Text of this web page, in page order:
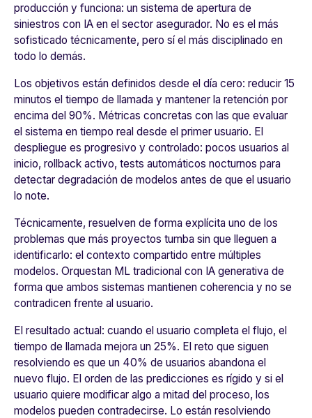
producción y funciona: un sistema de apertura de
siniestros con IA en el sector asegurador. No es el más
sofisticado técnicamente, pero sí el más disciplinado en
todo lo demás.
Los objetivos están definidos desde el día cero: reducir 15
minutos el tiempo de llamada y mantener la retención por
encima del 90%. Métricas concretas con las que evaluar
el sistema en tiempo real desde el primer usuario. El
despliegue es progresivo y controlado: pocos usuarios al
inicio, rollback activo, tests automáticos nocturnos para
detectar degradación de modelos antes de que el usuario
lo note.
Técnicamente, resuelven de forma explícita uno de los
problemas que más proyectos tumba sin que lleguen a
identificarlo: el contexto compartido entre múltiples
modelos. Orquestan ML tradicional con IA generativa de
forma que ambos sistemas mantienen coherencia y no se
contradicen frente al usuario.
El resultado actual: cuando el usuario completa el flujo, el
tiempo de llamada mejora un 25%. El reto que siguen
resolviendo es que un 40% de usuarios abandona el
nuevo flujo. El orden de las predicciones es rígido y si el
usuario quiere modificar algo a mitad del proceso, los
modelos pueden contradecirse. Lo están resolviendo